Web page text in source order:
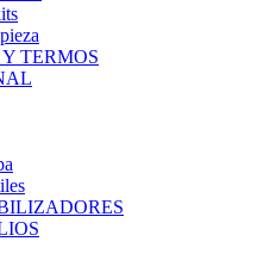
TERMOS